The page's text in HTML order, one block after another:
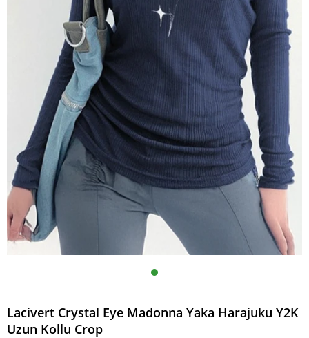
Lacivert Crystal Eye Madonna Yaka Harajuku Y2K
Uzun Kollu Crop